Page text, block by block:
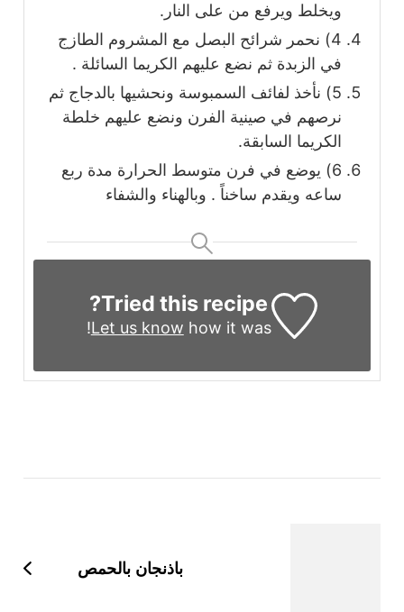
ويخلط ويرفع من على النار.
4) نحمر شرائح البصل مع المشروم الطازج
في الزبدة ثم نضع عليهم الكريما السائلة .
5) نأخذ لفائف السمبوسة ونحشيها بالدجاج ثم
نرصهم في صينية الفرن ونضع عليهم خلطة
الكريما السابقة.
6) يوضع في فرن متوسط الحرارة مدة ربع
ساعه ويقدم ساخناً . وبالهناء والشفاء
Tried this recipe?
Let us know how it was!
باذنجان بالحمص